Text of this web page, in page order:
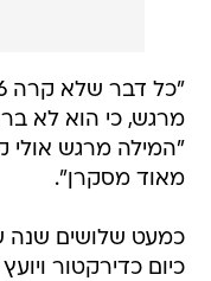
מרגש, כי הוא לא
"המילה מרגש אולי
מאוד מסקרן".
כיום כדירקטור